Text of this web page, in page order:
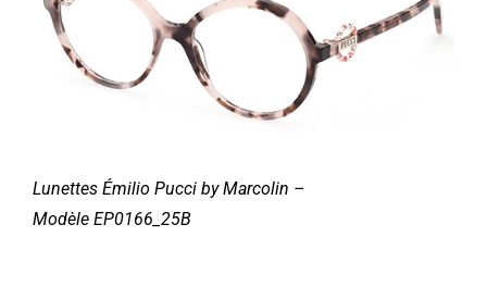
Lunettes Émilio Pucci by Marcolin –
Modèle EP0166_25B